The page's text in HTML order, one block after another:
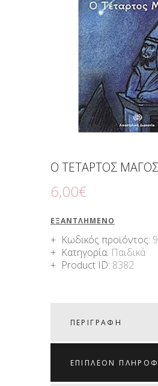
ΕΙΔΗ ΔΩΡΩΝ –
ΣΠΙΤΙΟΥ
ΤΑΜΑΤΑ
ΑΡΘΡΟΓΡΑΦΙΑ
Ο ΤΕΤΑΡΤΟΣ ΜΑΓΟΣ
6,00€
ΕΞΑΝΤΛΗΜΈΝΟ
Κωδικός προϊόντος:
Κατηγορία: Παιδικά
Product ID: 8382
ΠΕΡΙΓΡΑΦΉ
ΕΠΙΠΛΈΟΝ